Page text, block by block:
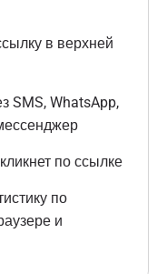
в верхней
SMS, WhatsApp,
по ссылке
по
и